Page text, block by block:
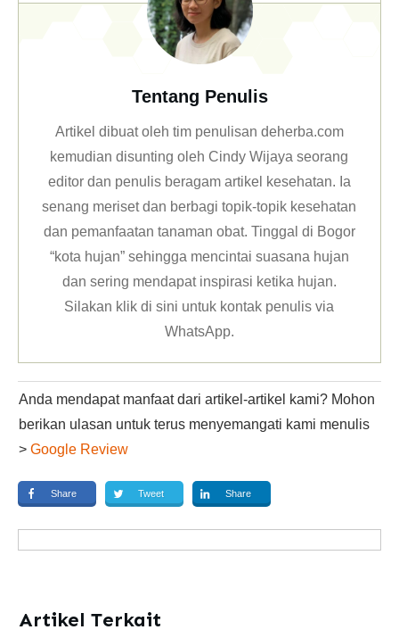
Tentang Penulis
Artikel dibuat oleh tim penulisan deherba.com
kemudian disunting oleh Cindy Wijaya seorang
editor dan penulis beragam artikel kesehatan. Ia
senang meriset dan berbagi topik-topik kesehatan
dan pemanfaatan tanaman obat. Tinggal di Bogor
“kota hujan” sehingga mencintai suasana hujan
dan sering mendapat inspirasi ketika hujan.
Silakan klikdi sini untuk kontak penulis via
WhatsApp.
Anda mendapat manfaat dari artikel-artikel kami? Mohon
berikan ulasan untuk terus menyemangati kami menulis
> Google Review
Share Tweet Share
Artikel Terkait